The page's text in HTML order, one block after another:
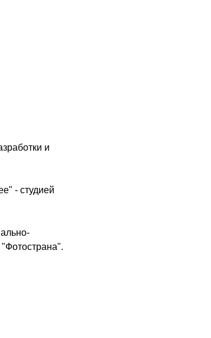
и
- студией